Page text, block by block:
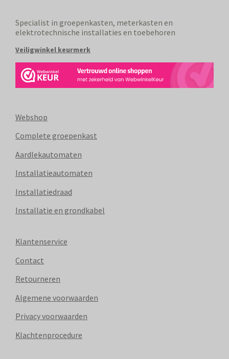
Specialist in groepenkasten, meterkasten en
elektrotechnische installaties en toebehoren
Veiligwinkel keurmerk
Webshop
Complete groepenkast
Aardlekautomaten
Installatieautomaten
Installatiedraad
Installatie en grondkabel
Klantenservice
Contact
Retourneren
Algemene voorwaarden
Privacy voorwaarden
Klachtenprocedure